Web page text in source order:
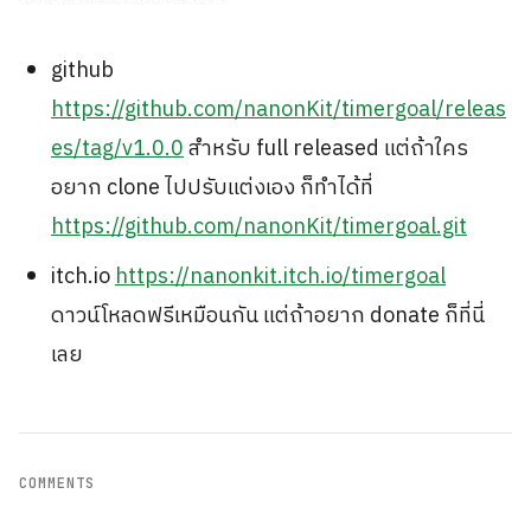
github
https://github.com/nanonKit/timergoal/releas
es/tag/v1.0.0สำหรับ full released แต่ถ้าใคร
อยาก clone ไปปรับแต่งเอง ก็ทำได้ที่
https://github.com/nanonKit/timergoal.git
itch.iohttps://nanonkit.itch.io/timergoal
ดาวน์โหลดฟรีเหมือนกัน แต่ถ้าอยาก donate ก็ที่นี่
เลย
COMMENTS